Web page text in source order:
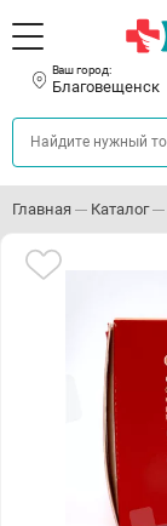
Ваш город:
Благовещенск
Главная Каталог